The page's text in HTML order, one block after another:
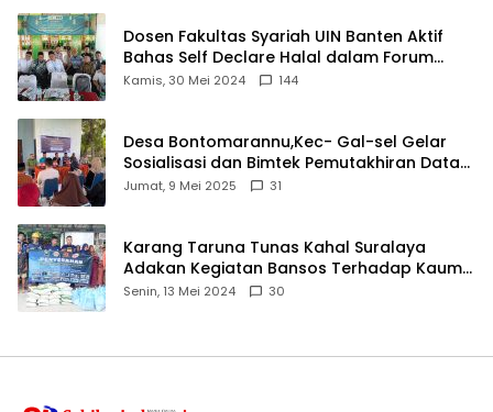
Dosen Fakultas Syariah UIN Banten Aktif
Bahas Self Declare Halal dalam Forum
Ijtima Ulama MUI
Kamis, 30 Mei 2024 144
Desa Bontomarannu,Kec- Gal-sel Gelar
Sosialisasi dan Bimtek Pemutakhiran Data
ID
Jumat, 9 Mei 2025 31
Karang Taruna Tunas Kahal Suralaya
Adakan Kegiatan Bansos Terhadap Kaum
Dhuafa dan Anak Yatim-Piatu
Senin, 13 Mei 2024 30